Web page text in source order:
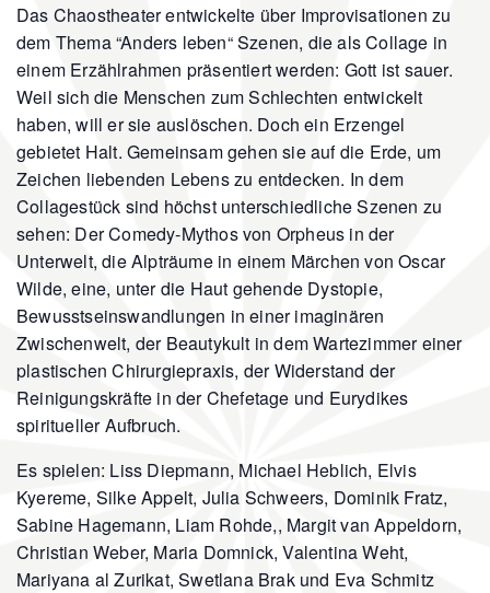
Das Chaostheater entwickelte über Improvisationen zu
dem Thema “Anders leben“ Szenen, die als Collage in
einem Erzählrahmen präsentiert werden: Gott ist sauer.
Weil sich die Menschen zum Schlechten entwickelt
haben, will er sie auslöschen. Doch ein Erzengel
gebietet Halt. Gemeinsam gehen sie auf die Erde, um
Zeichen liebenden Lebens zu entdecken. In dem
Collagestück sind höchst unterschiedliche Szenen zu
sehen: Der Comedy-Mythos von Orpheus in der
Unterwelt, die Alpträume in einem Märchen von Oscar
Wilde, eine, unter die Haut gehende Dystopie,
Bewusstseinswandlungen in einer imaginären
Zwischenwelt, der Beautykult in dem Wartezimmer einer
plastischen Chirurgiepraxis, der Widerstand der
Reinigungskräfte in der Chefetage und Eurydikes
spiritueller Aufbruch.
Es spielen: Liss Diepmann, Michael Heblich, Elvis
Kyereme, Silke Appelt, Julia Schweers, Dominik Fratz,
Sabine Hagemann, Liam Rohde,, Margit van Appeldorn,
Christian Weber, Maria Domnick, Valentina Weht,
Mariyana al Zurikat, Swetlana Brak und Eva Schmitz